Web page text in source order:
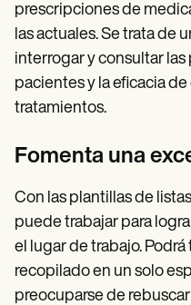
prescripciones de
las actuales. Se trata de
interrogar y consultar
pacientes y la eficacia
tratamientos.
Fomenta una
Con las plantillas de
puede trabajar para
el lugar de trabajo.
recopilado en un solo
preocuparse de